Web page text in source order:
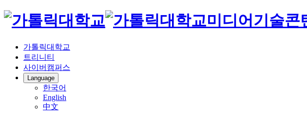
미디어기술콘
가톨릭대학교
트리니티
사이버캠퍼스
Language
한국어
English
中文